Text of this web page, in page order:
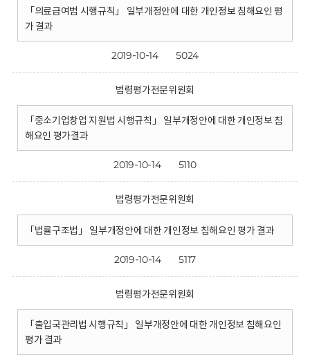
「의료급여법 시행규칙」 일부개정안에 대한 개인정보 침해요인 평
가 결과
2019-10-14 5024
법령평가전문위원회
「중소기업창업 지원법 시행규칙」 일부개정안에 대한 개인정보 침
해요인 평가결과
2019-10-14 5110
법령평가전문위원회
「법률구조법」 일부개정안에 대한 개인정보 침해요인 평가 결과
2019-10-14 5117
법령평가전문위원회
「출입국관리법 시행규칙」 일부개정안에 대한 개인정보 침해요인
평가 결과